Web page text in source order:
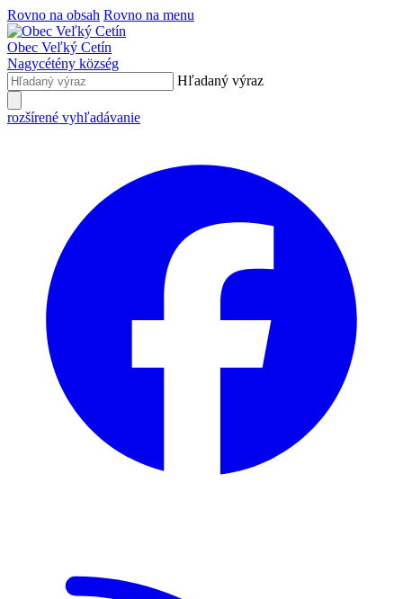
Rovno na obsah Rovno na menu
Obec Veľký Cetín
Nagycétény község
Hľadaný výraz
rozšírené vyhľadávanie